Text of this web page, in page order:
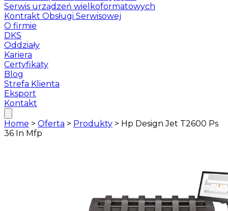
Serwis urządzeń wielkoformatowych
Kontrakt Obsługi Serwisowej
O firmie
DKS
Oddziały
Kariera
Certyfikaty
Blog
Strefa Klienta
Eksport
Kontakt
Home > Oferta > Produkty > Hp Design Jet T2600 Ps
36 In Mfp